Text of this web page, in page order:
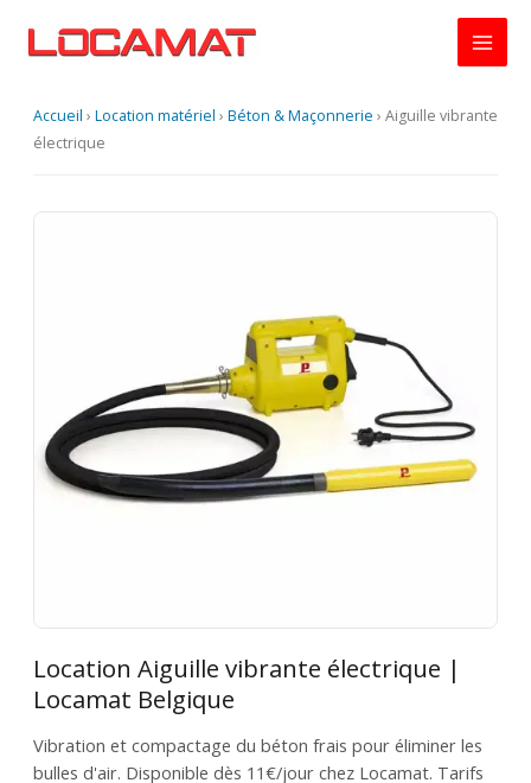
Accueil › Location matériel › Béton & Maçonnerie › Aiguille vibrante
électrique
Location Aiguille vibrante électrique |
Locamat Belgique
Vibration et compactage du béton frais pour éliminer les
bulles d'air. Disponible dès 11€/jour chez Locamat. Tarifs